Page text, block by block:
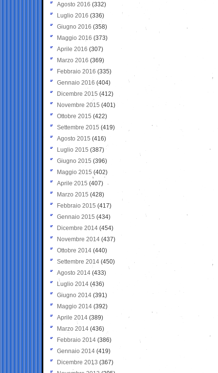
Agosto 2016 (332)
Luglio 2016 (336)
Giugno 2016 (358)
Maggio 2016 (373)
Aprile 2016 (307)
Marzo 2016 (369)
Febbraio 2016 (335)
Gennaio 2016 (404)
Dicembre 2015 (412)
Novembre 2015 (401)
Ottobre 2015 (422)
Settembre 2015 (419)
Agosto 2015 (416)
Luglio 2015 (387)
Giugno 2015 (396)
Maggio 2015 (402)
Aprile 2015 (407)
Marzo 2015 (428)
Febbraio 2015 (417)
Gennaio 2015 (434)
Dicembre 2014 (454)
Novembre 2014 (437)
Ottobre 2014 (440)
Settembre 2014 (450)
Agosto 2014 (433)
Luglio 2014 (436)
Giugno 2014 (391)
Maggio 2014 (392)
Aprile 2014 (389)
Marzo 2014 (436)
Febbraio 2014 (386)
Gennaio 2014 (419)
Dicembre 2013 (367)